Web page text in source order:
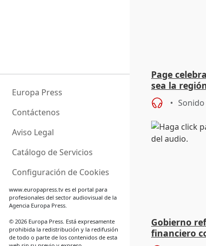
Europa Press
Contáctenos
Aviso Legal
Catálogo de Servicios
Configuración de Cookies
www.europapress.tves el portal para
profesionales del sector audiovisual de la
Agencia Europa Press.
© 2026 Europa Press. Está expresamente
prohibida la redistribución y la redifusión
de todo o parte de los contenidos de esta
Page
sea la
el
Gobierno
financiero